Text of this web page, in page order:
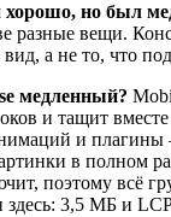
хорошо, но был
разные вещи.
а не то, что
медленный?
и тащит
и
в полном
поэтому всё
3,5 МБ и